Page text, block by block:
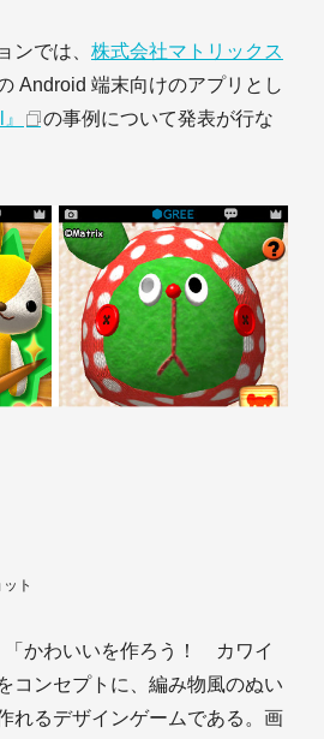
ンでは、 株式会社マトリックス
Android 端末向けのアプリとし
の事例について発表が行な
ト
「かわいいを作ろう！ カワイ
コンセプトに、編み物風のぬい
れるデザインゲームである。画